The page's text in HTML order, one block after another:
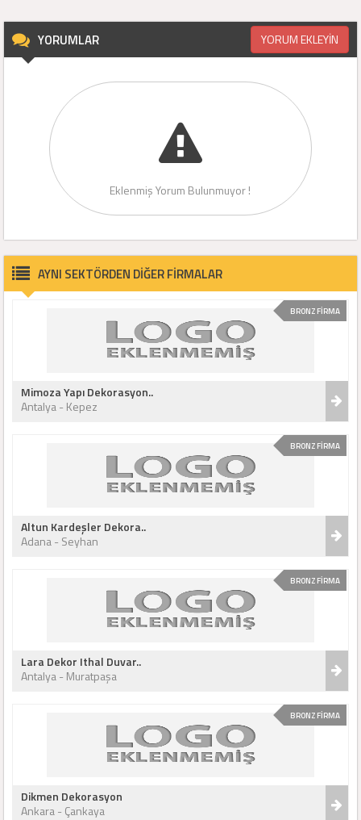
YORUMLAR YORUM EKLEYİN
Eklenmiş Yorum Bulunmuyor !
AYNI SEKTÖRDEN DİĞER FİRMALAR
BRONZ FİRMA
Mimoza Yapı Dekorasyon..
Antalya - Kepez
BRONZ FİRMA
Altun Kardeşler Dekora..
Adana - Seyhan
BRONZ FİRMA
Lara Dekor Ithal Duvar..
Antalya - Muratpaşa
BRONZ FİRMA
Dikmen Dekorasyon
Ankara - Çankaya